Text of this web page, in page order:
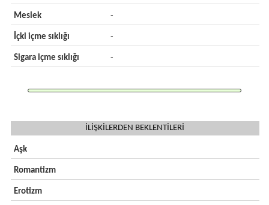
Meslek -
İçki içme sıklığı -
Sigara içme sıklığı -
İLİŞKİLERDEN BEKLENTİLERİ
Aşk
Romantizm
Erotizm